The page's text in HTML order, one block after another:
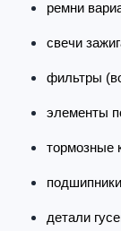
ремни
свечи
фильтры
элементы
тормозные
детали